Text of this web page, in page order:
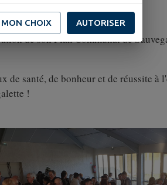
de son Plan Communal de
santé, de bonheur et de réussite à
!
CHOIX AUTORISER